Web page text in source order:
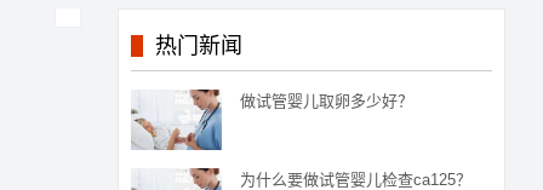
热门新闻
做试管婴儿取卵多少好？
为什么要做试管婴儿检查ca125？